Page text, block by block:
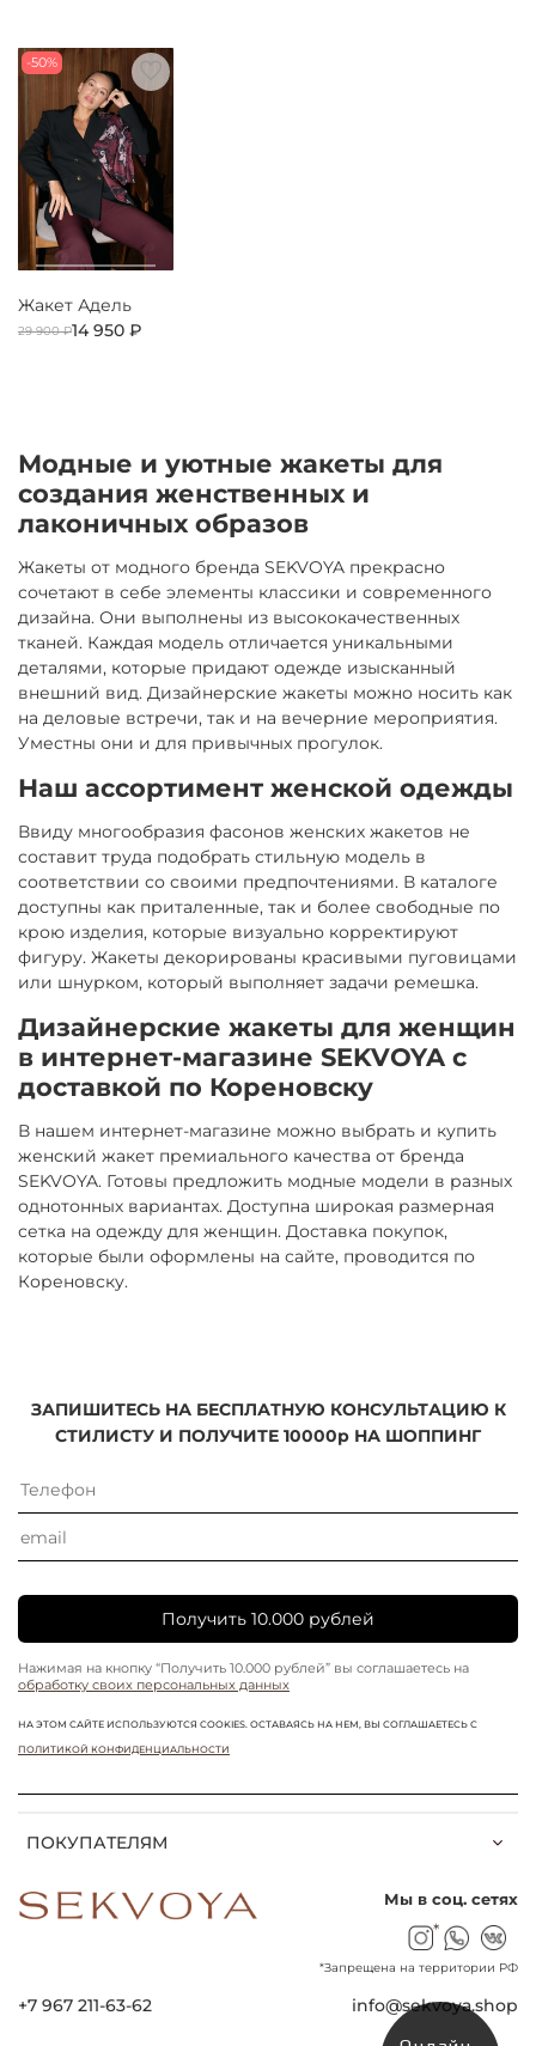
-50%
Жакет Адель
29 900 ₽14 950 ₽
Модные и уютные жакеты для
создания женственных и
лаконичных образов
Жакеты от модного бренда SEKVOYA прекрасно
сочетают в себе элементы классики и современного
дизайна. Они выполнены из высококачественных
тканей. Каждая модель отличается уникальными
деталями, которые придают одежде изысканный
внешний вид. Дизайнерские жакеты можно носить как
на деловые встречи, так и на вечерние мероприятия.
Уместны они и для привычных прогулок.
Наш ассортимент женской одежды
Ввиду многообразия фасонов женских жакетов не
составит труда подобрать стильную модель в
соответствии со своими предпочтениями. В каталоге
доступны как приталенные, так и более свободные по
крою изделия, которые визуально корректируют
фигуру. Жакеты декорированы красивыми пуговицами
или шнурком, который выполняет задачи ремешка.
Дизайнерские жакеты для женщин
в интернет-магазине SEKVOYA с
доставкой по Кореновску
В нашем интернет-магазине можно выбрать и купить
женский жакет премиального качества от бренда
SEKVOYA. Готовы предложить модные модели в разных
однотонных вариантах. Доступна широкая размерная
сетка на одежду для женщин. Доставка покупок,
которые были оформлены на сайте, проводится по
Кореновску.
ПОКУПАТЕЛЯМ
ЗАПИШИТЕСЬ НА БЕСПЛАТНУЮ КОНСУЛЬТАЦИЮ К
СТИЛИСТУ И ПОЛУЧИТЕ 10000р НА ШОППИНГ
Получить 10.000 рублей
Нажимая на кнопку “Получить 10.000 рублей” вы соглашаетесь на
обработку своих персональных данных
НА ЭТОМ САЙТЕ ИСПОЛЬЗУЮТСЯ COOKIES. ОСТАВАЯСЬ НА НЕМ, ВЫ СОГЛАШАЕТЕСЬ С
ПОЛИТИКОЙ КОНФИДЕНЦИАЛЬНОСТИ
+7 967 211-63-62 info@sekvoya.shop
Мы в соц. сетях
*
*Запрещена на территории РФ